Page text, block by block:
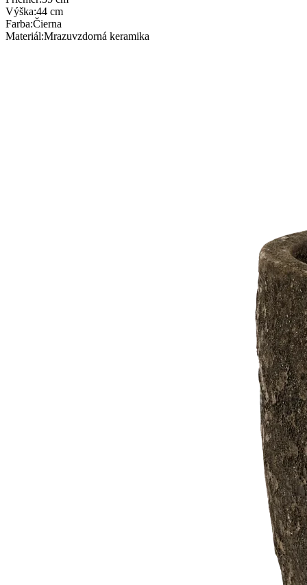
Výška:44 cm
Farba:Čierna
Materiál:Mrazuvzdorná keramika